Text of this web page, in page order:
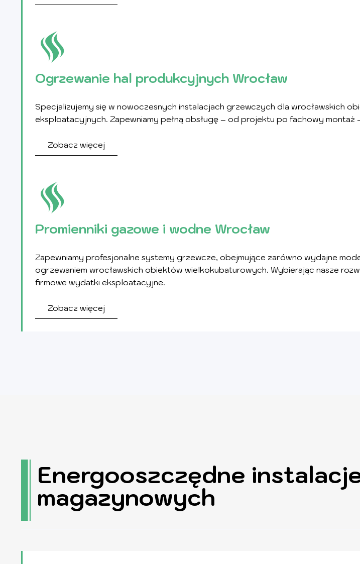
Ogrzewanie hal produkcyjnych Wrocław
Specjalizujemy się w nowoczesnych instalacjach grzewczych dla wrocławskich
eksploatacyjnych. Zapewniamy pełną obsługę – od projektu po fachowy
Zobacz więcej
Promienniki gazowe i wodne Wrocław
Zapewniamy profesjonalne systemy grzewcze, obejmujące zarówno wydajne
ogrzewaniem wrocławskich obiektów wielkokubaturowych. Wybierając nasze
firmowe wydatki eksploatacyjne.
Zobacz więcej
Energooszczędne
magazynowych